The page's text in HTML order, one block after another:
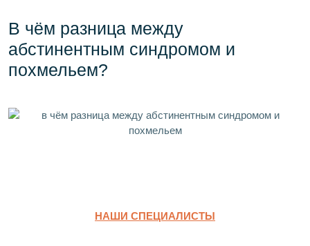
В чём разница между
абстинентным синдромом и
похмельем?
НАШИ СПЕЦИАЛИСТЫ